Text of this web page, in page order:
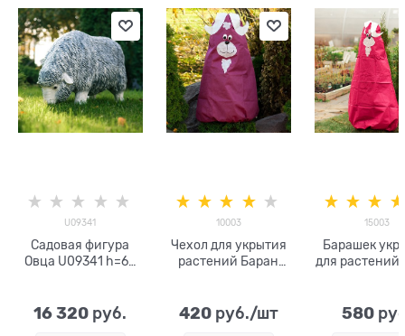
U09341
Садовая фигура
Овца U09341 h=62
16 320 руб.
10003
Чехол для укрытия
растений Баран
420 руб./шт
15003
Барашек
для растений
580